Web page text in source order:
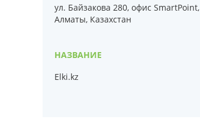
ул. Байзакова 280, офис SmartPoint,
Алматы, Казахстан
Elki.kz